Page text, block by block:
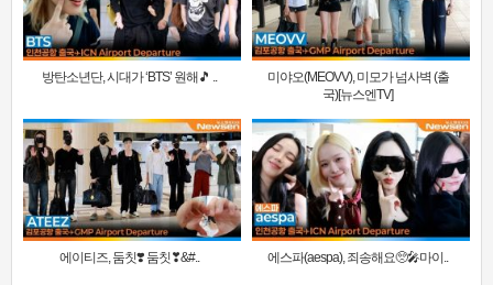
방탄소년단, 시대가 ‘BTS’ 원해🎵 ..
미야오(MEOVV), 미모가 넘사벽 (출
국)[뉴스엔TV]
에이티즈, 둠칫❣️ 둠칫❣&#.. 에스파(aespa), 죄송해요🥺🎤마이..